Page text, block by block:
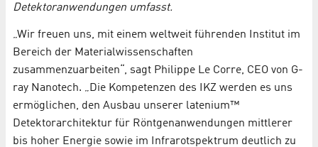
Detektoranwendungen umfasst.
„Wir freuen uns, mit einem weltweit führenden Institut im
Bereich der Materialwissenschaften
zusammenzuarbeiten“, sagt Philippe Le Corre, CEO von G-
ray Nanotech. „Die Kompetenzen des IKZ werden es uns
ermöglichen, den Ausbau unserer latenium™
Detektorarchitektur für Röntgenanwendungen mittlerer
bis hoher Energie sowie im Infrarotspektrum deutlich zu